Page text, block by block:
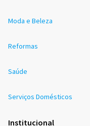
Moda e Beleza
Reformas
Saúde
Serviços Domésticos
Institucional